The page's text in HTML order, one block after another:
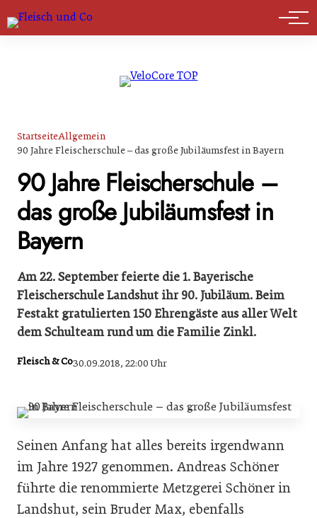
Marktführer
StartseiteAllgemein
90 Jahre Fleischerschule – das große Jubiläumsfest in Bayern
90 Jahre Fleischerschule –
das große Jubiläumsfest in
Bayern
Am 22. September feierte die 1. Bayerische
Fleischerschule Landshut ihr 90. Jubiläum. Beim
Festakt gratulierten 150 Ehrengäste aus aller Welt
dem Schulteam rund um die Familie Zinkl.
Fleisch & Co30.09.2018, 22:00 Uhr
Seinen Anfang hat alles bereits irgendwann
im Jahre 1927 genommen. Andreas Schöner
führte die renommierte Metzgerei Schöner in
Landshut, sein Bruder Max, ebenfalls